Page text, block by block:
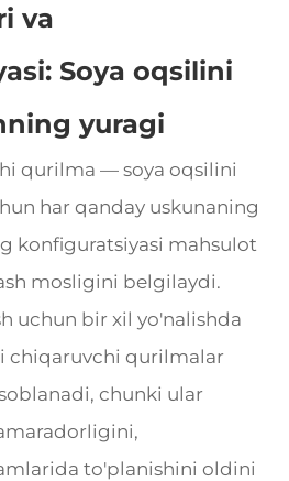
va
Soya oqsilini
yuragi
qurilma — soya oqsilini
har qanday uskunaning
konfiguratsiyasi mahsulot
mosligini belgilaydi.
uchun bir xil yo'nalishda
chiqaruvchi qurilmalar
chunki ular
to'planishini oldini